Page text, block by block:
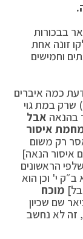
בבכורות
זונה אחת
וחמישים
כמה איברים
שרק במת גוי
בהנאה אבל
איסור
רק משום
איסור הנאה]
הראשונים
י' וכן הוא
מוכח
שם שכיון
זה לא נחשב